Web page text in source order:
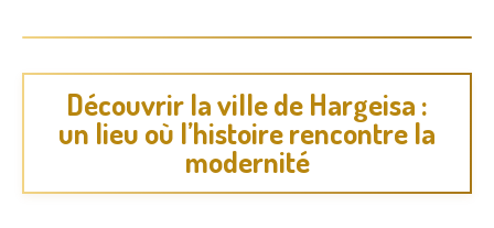
Découvrir la ville de Hargeisa :
un lieu où l’histoire rencontre la
modernité